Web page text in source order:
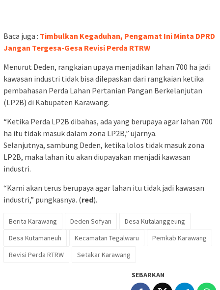
Baca juga : Timbulkan Kegaduhan, Pengamat Ini Minta DPRD
Jangan Tergesa-Gesa Revisi Perda RTRW
Menurut Deden, rangkaian upaya menjadikan lahan 700 ha jadi
kawasan industri tidak bisa dilepaskan dari rangkaian ketika
pembahasan Perda Lahan Pertanian Pangan Berkelanjutan
(LP2B) di Kabupaten Karawang.
“Ketika Perda LP2B dibahas, ada yang berupaya agar lahan 700
ha itu tidak masuk dalam zona LP2B,” ujarnya.
Selanjutnya, sambung Deden, ketika lolos tidak masuk zona
LP2B, maka lahan itu akan diupayakan menjadi kawasan
industri.
“Kami akan terus berupaya agar lahan itu tidak jadi kawasan
industri,” pungkasnya. (red).
Berita Karawang Deden Sofyan
Desa Kutalanggeung
Desa Kutamaneuh
Kecamatan Tegalwaru
Pemkab Karawang
Revisi Perda RTRW
Setakar Karawang
SEBARKAN